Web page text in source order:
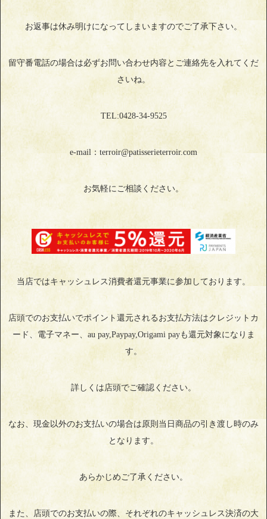
お返事は休み明けになってしまいますのでご了承下さい。
留守番電話の場合は必ずお問い合わせ内容とご連絡先を入れてくだ
さいね。
TEL:0428‐34‐9525
e-mail：terroir@patisserieterroir.com
お気軽にご相談ください。
当店ではキャッシュレス消費者還元事業に参加しております。
店頭でのお支払いでポイント還元されるお支払方法はクレジットカ
ード、電子マネー、au pay,Paypay,Origami payも還元対象になりま
す。
詳しくは店頭でご確認ください。
なお、現金以外のお支払いの場合は原則当日商品の引き渡し時のみ
となります。
あらかじめご了承ください。
また、店頭でのお支払いの際、それぞれのキャッシュレス決済の大